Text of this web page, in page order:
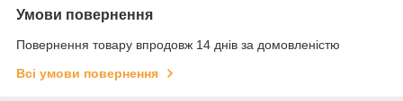
Умови повернення
Повернення товару впродовж 14 днів за домовленістю
Всі умови повернення